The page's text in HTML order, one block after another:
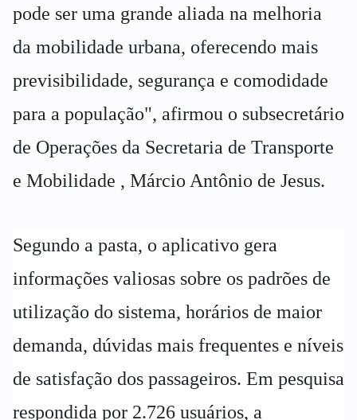
pode ser uma grande aliada na melhoria
da mobilidade urbana, oferecendo mais
previsibilidade, segurança e comodidade
para a população", afirmou o subsecretário
de Operações da Secretaria de Transporte
e Mobilidade , Márcio Antônio de Jesus.
Segundo a pasta, o aplicativo gera
informações valiosas sobre os padrões de
utilização do sistema, horários de maior
demanda, dúvidas mais frequentes e níveis
de satisfação dos passageiros. Em pesquisa
respondida por 2.726 usuários, a